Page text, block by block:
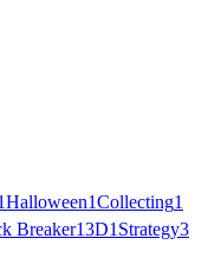
Halloween1Collecting1
Breaker13D1 Strategy3